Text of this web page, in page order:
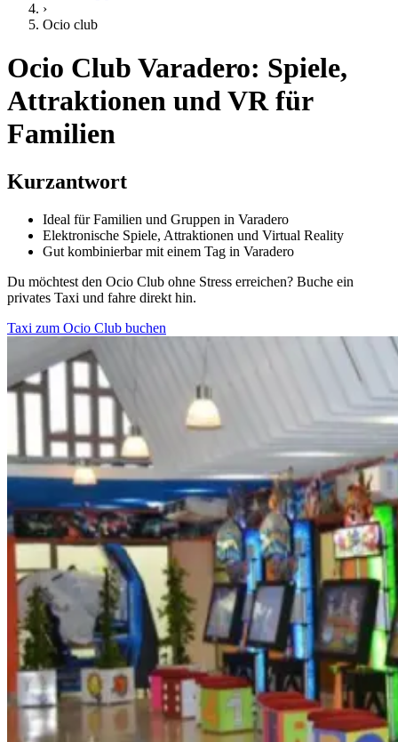
›
Ocio club
Ocio Club Varadero: Spiele,
Attraktionen und VR für
Familien
Kurzantwort
Ideal für Familien und Gruppen in Varadero
Elektronische Spiele, Attraktionen und Virtual Reality
Gut kombinierbar mit einem Tag in Varadero
Du möchtest den Ocio Club ohne Stress erreichen? Buche ein
privates Taxi und fahre direkt hin.
Taxi zum Ocio Club buchen